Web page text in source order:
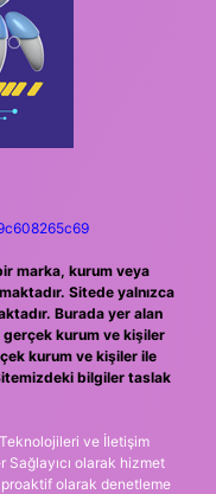
marka, kurum veya
Sitede yalnızca
Burada yer alan
kurum ve kişiler
kurum ve kişiler ile
bilgiler taslak
ve İletişim
Sağlayıcı olarak hizmet
olarak denetleme